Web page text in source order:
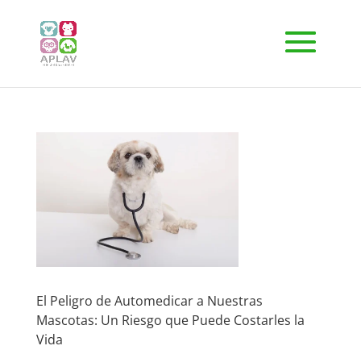
El Peligro de Automedicar a Nuestras
Mascotas: Un Riesgo que Puede Costarles la
Vida